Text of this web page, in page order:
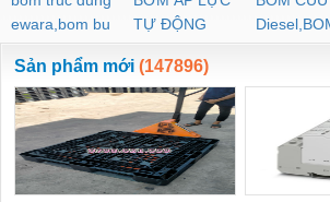
ewara,bom bu
ewara
TỰ ĐỘNG
CHUA
Sản phẩm mới (147896)